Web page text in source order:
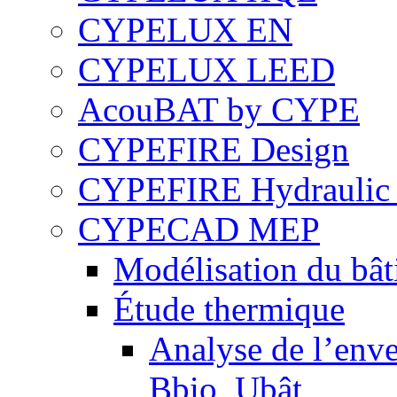
CYPELUX EN
CYPELUX LEED
AcouBAT by CYPE
CYPEFIRE Design
CYPEFIRE Hydraulic
CYPECAD MEP
Modélisation du
Étude thermique
Analyse de
Bbio, Ubât